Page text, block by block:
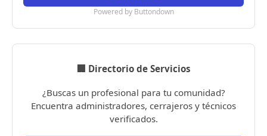
Powered by Buttondown
🏢 Directorio de Servicios
¿Buscas un profesional para tu comunidad?
Encuentra administradores, cerrajeros y técnicos
verificados.